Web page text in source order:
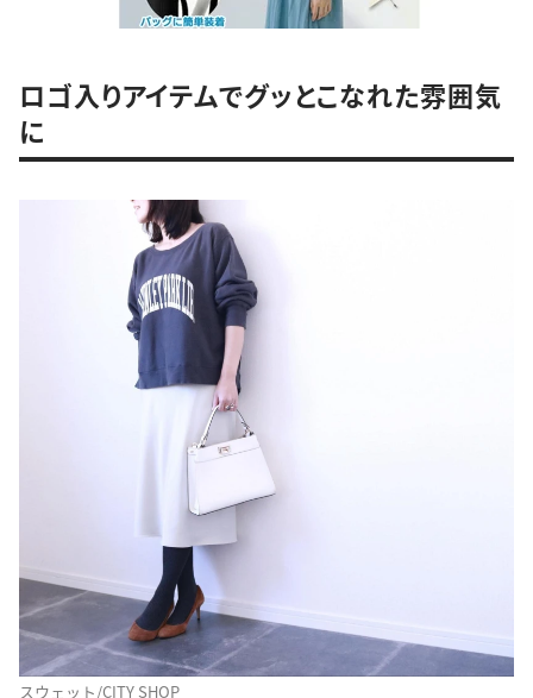
ロゴ入りアイテムでグッとこなれた雰囲気
に
スウェット/CITY SHOP